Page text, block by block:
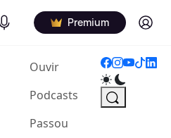
Podcasts Premium Log in
Ouvir(current)
Podcasts
Passou